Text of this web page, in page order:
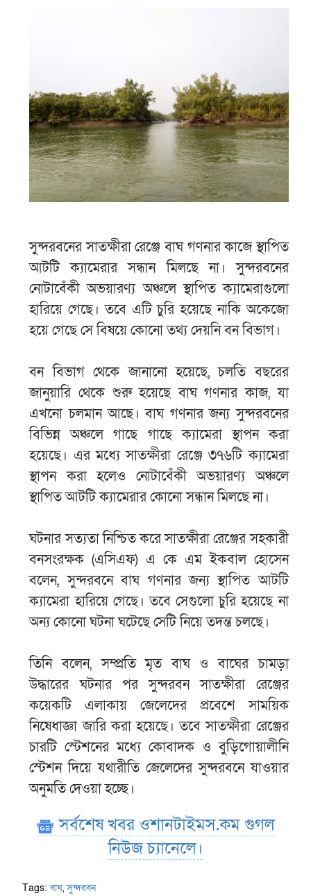
সুন্দরবনের সাতক্ষীরা রেঞ্জে বাঘ গণনার কাজে স্থাপিত
আটটি ক্যামেরার সন্ধান মিলছে না। সুন্দরবনের
নোটাবেঁকী অভয়ারণ্য অঞ্চলে স্থাপিত ক্যামেরাগুলো
হারিয়ে গেছে। তবে এটি চুরি হয়েছে নাকি অকেজো
হয়ে গেছে সে বিষয়ে কোনো তথ্য দেয়নি বন বিভাগ।
বন বিভাগ থেকে জানানো হয়েছে, চলতি বছরের
জানুয়ারি থেকে শুরু হয়েছে বাঘ গণনার কাজ, যা
এখনো চলমান আছে। বাঘ গণনার জন্য সুন্দরবনের
বিভিন্ন অঞ্চলে গাছে গাছে ক্যামেরা স্থাপন করা
হয়েছে। এর মধ্যে সাতক্ষীরা রেঞ্জে ৩৭৬টি ক্যামেরা
স্থাপন করা হলেও নোটাবেঁকী অভয়ারণ্য অঞ্চলে
স্থাপিত আটটি ক্যামেরার কোনো সন্ধান মিলছে না।
ঘটনার সত্যতা নিশ্চিত করে সাতক্ষীরা রেঞ্জের সহকারী
বনসংরক্ষক (এসিএফ) এ কে এম ইকবাল হোসেন
বলেন, সুন্দরবনে বাঘ গণনার জন্য স্থাপিত আটটি
ক্যামেরা হারিয়ে গেছে। তবে সেগুলো চুরি হয়েছে না
অন্য কোনো ঘটনা ঘটেছে সেটি নিয়ে তদন্ত চলছে।
তিনি বলেন, সম্প্রতি মৃত বাঘ ও বাঘের চামড়া
উদ্ধারের ঘটনার পর সুন্দরবন সাতক্ষীরা রেঞ্জের
কয়েকটি এলাকায় জেলেদের প্রবেশে সাময়িক
নিষেধাজ্ঞা জারি করা হয়েছে। তবে সাতক্ষীরা রেঞ্জের
চারটি স্টেশনের মধ্যে কোবাদক ও বুড়িগোয়ালীনি
স্টেশন দিয়ে যথারীতি জেলেদের সুন্দরবনে যাওয়ার
অনুমতি দেওয়া হচ্ছে।
সর্বশেষ খবর ওশানটাইমস.কম গুগল
নিউজ চ্যানেলে।
Tags:বাঘ,সুন্দরবন